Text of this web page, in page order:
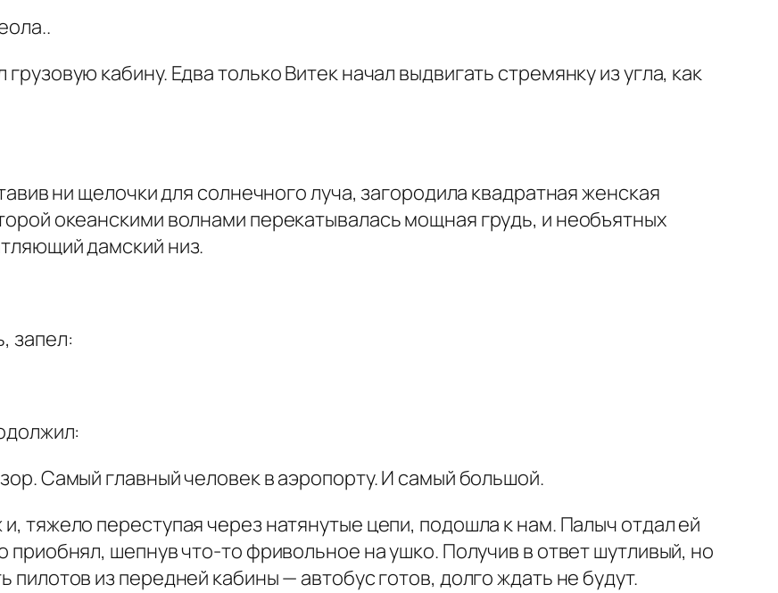
кабину. Едва только Витек начал выдвигать стремянку из угла, как
ни щелочки для солнечного луча, загородила квадратная женская
океанскими волнами перекатывалась мощная грудь, и необъятных
дамский низ.
запел:
Самый главный человек в аэропорту. И самый большой.
тяжело переступая через натянутые цепи, подошла к нам. Палыч отдал ей
приобнял, шепнув что-то фривольное на ушко. Получив в ответ шутливый, но
из передней кабины — автобус готов, долго ждать не будут.